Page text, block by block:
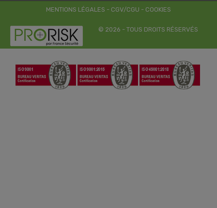
MENTIONS LÉGALES - CGV/CGU - COOKIES
© 2026 - TOUS DROITS RÉSERVÉS